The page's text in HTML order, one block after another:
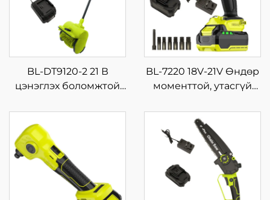
BL-DT9120-2 21 В
цэнэглэх боломжтой
барьж ашиглах цас
цэвэрлэх машин,
үйлдвэрийн болон
өөрсдөө хийх
зориулалтын цас
шидэх ба
BL-7220 18V-21V Өндөр
моменттой, утасгүй
барилгын талбайд
түлхүүр татахад
зориулагдсан, өндөр
чанартай, их хүчтэй,
дахин ашиглах
зориулалтын хэрэгсэл